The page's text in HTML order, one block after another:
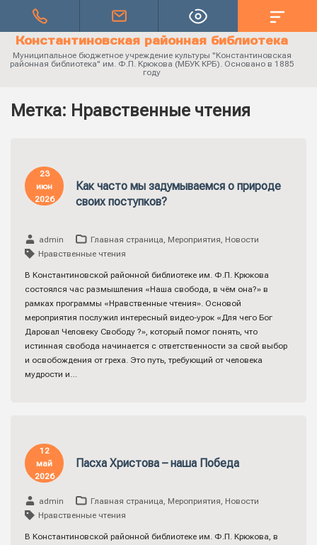
Константиновская районная библиотека
Муниципальное бюджетное учреждение культуры "Константиновская
районная библиотека" им. Ф.П. Крюкова (МБУК КРБ). Основано в 1885
году
Метка: Нравственные чтения
23
июн
2026
Как часто мы задумываемся о природе
своих поступков?
admin Главная страница, Мероприятия, Новости
Нравственные чтения
В Константиновской районной библиотеке им. Ф.П. Крюкова
состоялся час размышления «Наша свобода, в чём она?» в
рамках программы «Нравственные чтения». Основой
мероприятия послужил интересный видео-урок «Для чего Бог
Даровал Человеку Свободу ?», который помог понять, что
истинная свобода начинается с ответственности за свой выбор
и освобождения от греха. Это путь, требующий от человека
мудрости и…
12
май
2026
Пасха Христова – наша Победа
admin Главная страница, Мероприятия, Новости
Нравственные чтения
В Константиновской районной библиотеке им. Ф.П. Крюкова, в